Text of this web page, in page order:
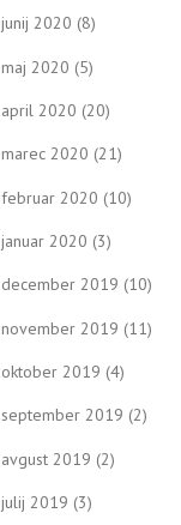
junij 2020 (8)
maj 2020 (5)
april 2020 (20)
marec 2020 (21)
februar 2020 (10)
januar 2020 (3)
december 2019 (10)
november 2019 (11)
oktober 2019 (4)
september 2019 (2)
avgust 2019 (2)
julij 2019 (3)